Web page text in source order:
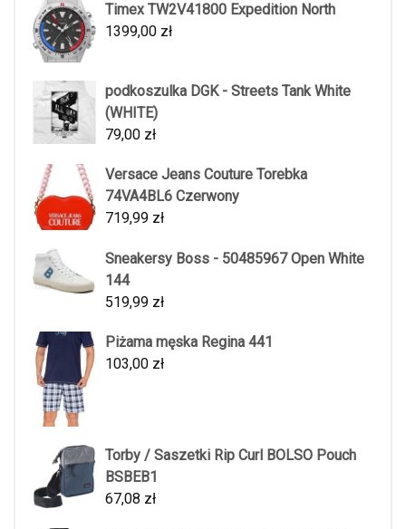
Timex TW2V41800 Expedition North
1399,00 zł
podkoszulka DGK - Streets Tank White
(WHITE)
79,00 zł
Versace Jeans Couture Torebka
74VA4BL6 Czerwony
719,99 zł
Sneakersy Boss - 50485967 Open White
144
519,99 zł
Piżama męska Regina 441
103,00 zł
Torby / Saszetki Rip Curl BOLSO Pouch
BSBEB1
67,08 zł